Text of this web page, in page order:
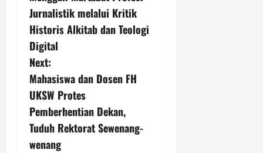
s
t
n
a
v
i
Jurnalistik melalui Kritik
Historis Alkitab dan Teologi
Digital
Next:
Mahasiswa dan Dosen FH
UKSW Protes
Pemberhentian Dekan,
Tuduh Rektorat Sewenang-
wenang